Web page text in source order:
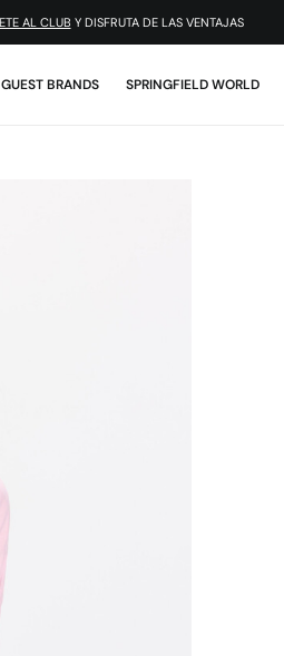
¡DESCARGA LA APP!
GUEST BRANDS SPRINGFIELD WORLD